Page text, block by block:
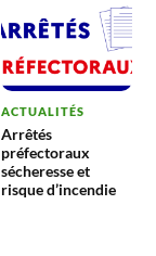
ACTUALITÉS
Arrêtés
préfectoraux
sécheresse et
risque d’incendie